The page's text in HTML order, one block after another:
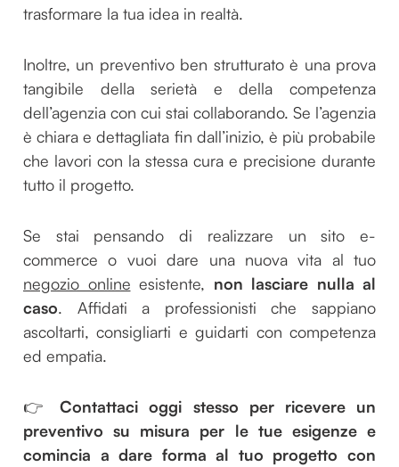
trasformare la tua idea in realtà.
Inoltre, un preventivo ben strutturato è una prova
tangibile della serietà e della competenza
dell’agenzia con cui stai collaborando. Se l’agenzia
è chiara e dettagliata fin dall’inizio, è più probabile
che lavori con la stessa cura e precisione durante
tutto il progetto.
Se stai pensando di realizzare un sito e-
commerce o vuoi dare una nuova vita al tuo
negozio online esistente, non lasciare nulla al
caso. Affidati a professionisti che sappiano
ascoltarti, consigliarti e guidarti con competenza
ed empatia.
👉Contattaci oggi stesso per ricevere un
preventivo su misura per le tue esigenze e
comincia a dare forma al tuo progetto con